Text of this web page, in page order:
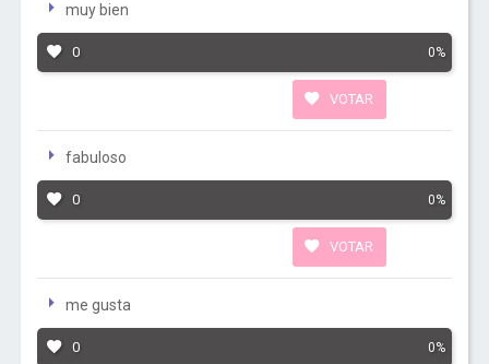
muy bien
0 0%
VOTAR
fabuloso
0 0%
VOTAR
me gusta
0 0%